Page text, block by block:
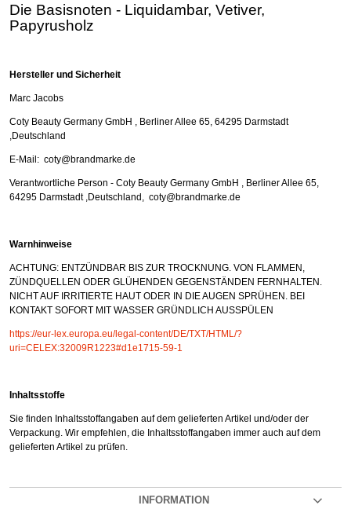
Die Basisnoten - Liquidambar, Vetiver,
Papyrusholz
Hersteller und Sicherheit
Marc Jacobs
Coty Beauty Germany GmbH , Berliner Allee 65, 64295 Darmstadt
,Deutschland
E-Mail: coty@brandmarke.de
Verantwortliche Person - Coty Beauty Germany GmbH , Berliner Allee 65,
64295 Darmstadt ,Deutschland, coty@brandmarke.de
Warnhinweise
ACHTUNG: ENTZÜNDBAR BIS ZUR TROCKNUNG. VON FLAMMEN,
ZÜNDQUELLEN ODER GLÜHENDEN GEGENSTÄNDEN FERNHALTEN.
NICHT AUF IRRITIERTE HAUT ODER IN DIE AUGEN SPRÜHEN. BEI
KONTAKT SOFORT MIT WASSER GRÜNDLICH AUSSPÜLEN
https://eur-lex.europa.eu/legal-content/DE/TXT/HTML/?
uri=CELEX:32009R1223#d1e1715-59-1
Inhaltsstoffe
Sie finden Inhaltsstoffangaben auf dem gelieferten Artikel und/oder der
Verpackung. Wir empfehlen, die Inhaltsstoffangaben immer auch auf dem
gelieferten Artikel zu prüfen.
INFORMATION